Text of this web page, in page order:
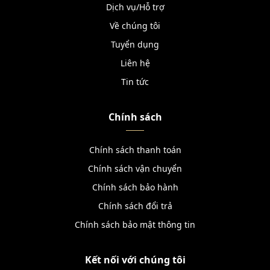
Dịch vụ/Hỗ trợ
Về chúng tôi
Tuyển dụng
Liên hệ
Tin tức
Chính sách
Chính sách thanh toán
Chính sách vận chuyển
Chính sách bảo hành
Chính sách đổi trả
Chính sách bảo mật thông tin
Kết nối với chúng tôi